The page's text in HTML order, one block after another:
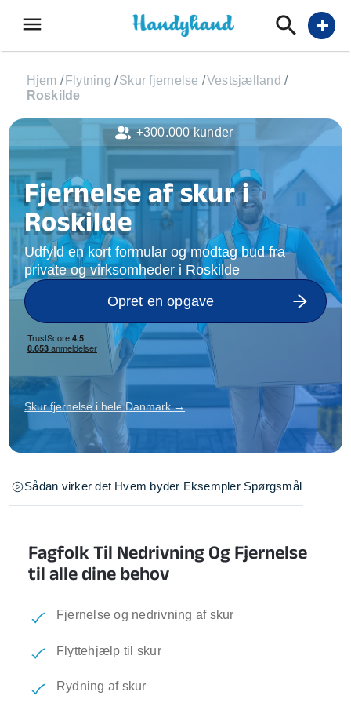
menu add
Hjem / Flytning /Skur fjernelse /Vestsjælland /
Roskilde
Fjernelse af skur i
Roskilde
Udfyld en kort formular og modtag bud fra
private og virksomheder i Roskilde
Opret en opgave
Skur fjernelse i hele Danmark →
Sådan virker det Hvem byder Eksempler Spørgsmål
Fagfolk Til Nedrivning Og Fjernelse
til alle dine behov
Fjernelse og nedrivning af skur
Flyttehjælp til skur
Rydning af skur
+300.000 kunder